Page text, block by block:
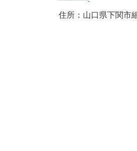
住所：山口県下関市